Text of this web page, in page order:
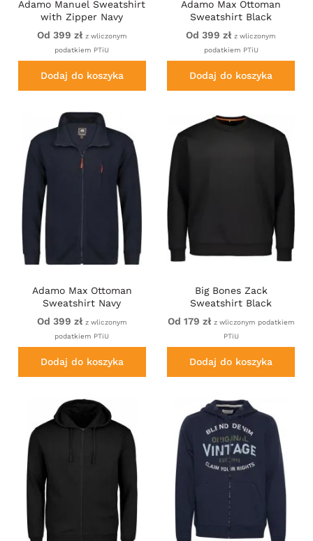
Adamo Manuel Sweatshirt
with Zipper Navy
Od 399 zł z wliczonym
podatkiem PTiU
Dodaj do koszyka
Adamo Max Ottoman
Sweatshirt Black
Od 399 zł z wliczonym
podatkiem PTiU
Dodaj do koszyka
Adamo Max Ottoman
Sweatshirt Navy
Od 399 zł z wliczonym
podatkiem PTiU
Dodaj do koszyka
Big Bones Zack
Sweatshirt Black
Od 179 zł z wliczonym podatkiem
PTiU
Dodaj do koszyka